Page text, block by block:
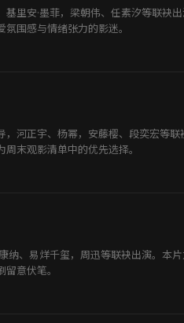
里安·墨菲，梁朝伟、任素汐等联袂
围感与情绪张力的影迷。
河正宇、杨幂，安藤樱、段奕宏等
末观影清单中的优先选择。
纳、易烊千玺，周迅等联袂出演。本
意伏笔。